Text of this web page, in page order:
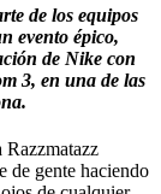
de los equipos
evento épico,
de Nike con
3, en una de las
Razzmatazz
de gente haciendo